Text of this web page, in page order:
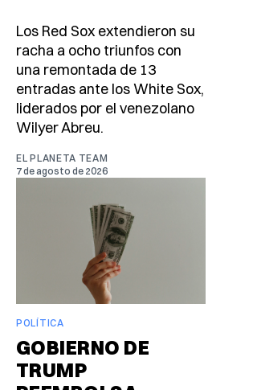
Los Red Sox extendieron su
racha a ocho triunfos con
una remontada de 13
entradas ante los White Sox,
liderados por el venezolano
Wilyer Abreu.
EL PLANETA TEAM
7 de agosto de 2026
POLÍTICA
GOBIERNO DE
TRUMP